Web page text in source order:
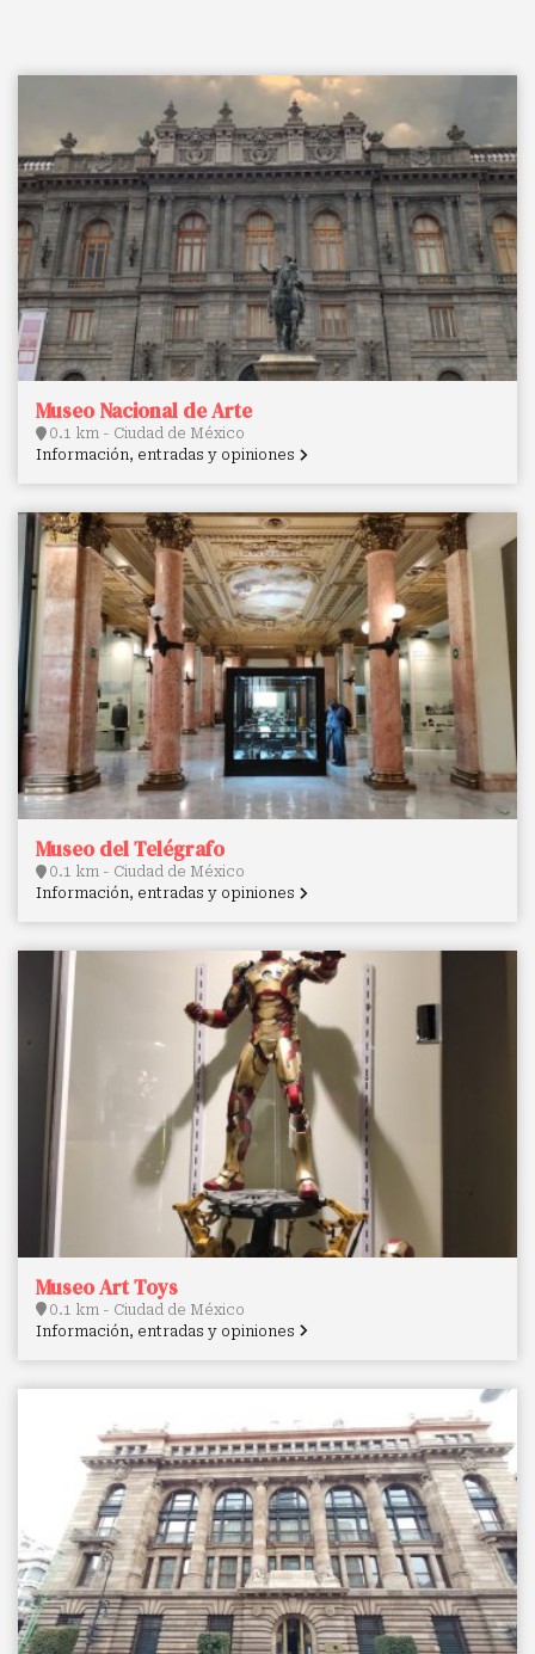
Museo Nacional de Arte
0.1 km - Ciudad de México
Información, entradas y opiniones
Museo del Telégrafo
0.1 km - Ciudad de México
Información, entradas y opiniones
Museo Art Toys
0.1 km - Ciudad de México
Información, entradas y opiniones